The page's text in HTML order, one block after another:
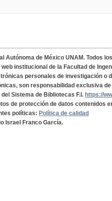
Autónoma de México UNAM. Todos
institucional de la Facultad de
personales de investigación o
son responsabilidad exclusiva
Sistema de Bibliotecas F.I. https://
de protección de datos contenidos
políticas: Política de calidad
Israel Franco García.